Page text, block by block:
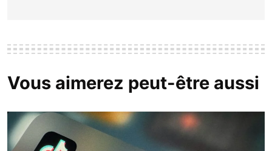
Vous aimerez peut-être aussi